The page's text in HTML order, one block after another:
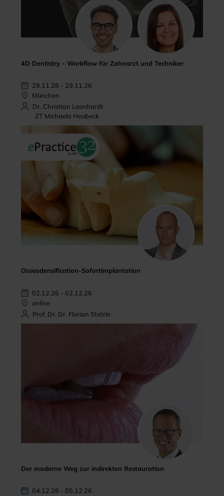
4D Dentistry - Workflow für Zahnarzt und Techniker
29.11.26 - 29.11.26
München
Dr. Christian Leonhardt
ZT Michaela Heubeck
Osseodensification-Sofortimplantation
02.12.26 - 02.12.26
online
Prof. Dr. Dr. Florian Stelzle
Der moderne Weg zur indirekten Restauration
04.12.26 - 05.12.26